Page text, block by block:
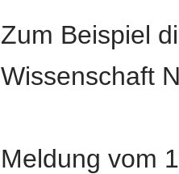
Zum Beispiel
Wissenschaft
Meldung vom